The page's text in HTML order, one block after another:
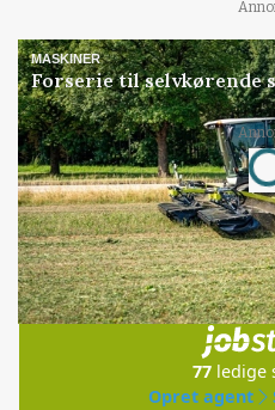
MASKINER
Forserie til selvkørende
i
77 ledige
Opret agent